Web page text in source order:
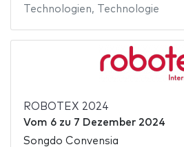
Technologien, Technologie
ROBOTEX 2024
Vom 6zu 7 Dezember 2024
Songdo Convensia